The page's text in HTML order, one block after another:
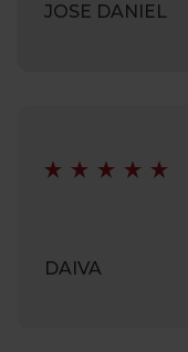
JOSE DANIEL
DAIVA